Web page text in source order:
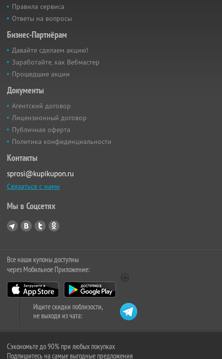
Правила сервиса
Ответы на вопросы
Бизнес-Партнёрам
Давайте сделаем акцию!
Заработайте, как Вебмастер
Прошедшие акции
Документы
Агентский договор
Лицензионный договор
Публичная оферта
Политика конфиденциальности
Контакты
sprosi@kupikupon.ru
Связаться с нами
Мы в Соцсетях
Все наши купоны доступны
через Мобильное Приложение:
Ищите скидки поблизости,
не выходя из чата:
Сэкономьте до 90% при любых покупках
Подпишитесь на самые выгодные предложения